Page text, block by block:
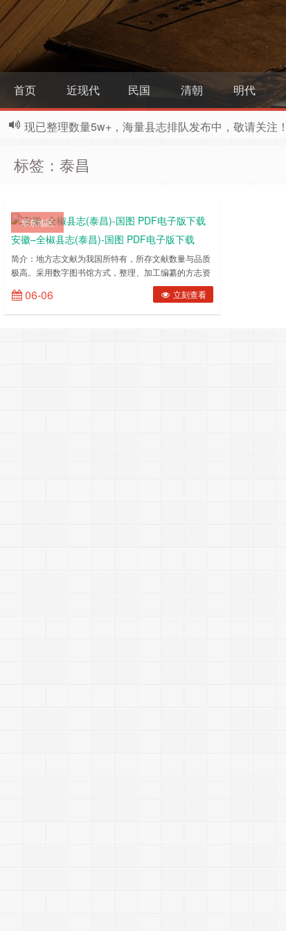
首页 近现代 民国 清朝 明代
现已整理数量5w+，海量县志排队发布中，敬请关注！
标签：泰昌
华东地区
安徽–全椒县志(泰昌)-国图 PDF电子版下载
简介：地方志文献为我国所特有，所存文献数量与品质
极高。采用数字图书馆方式，整理、加工编纂的方志资
源，将有利于保存、传播、研究、开发中华特色文化，
推动数字资源建设。 ……
06-06 立刻查看